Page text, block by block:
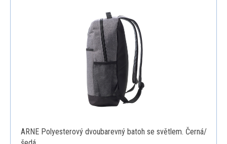
ARNE Polyesterový dvoubarevný batoh se světlem. Černá/